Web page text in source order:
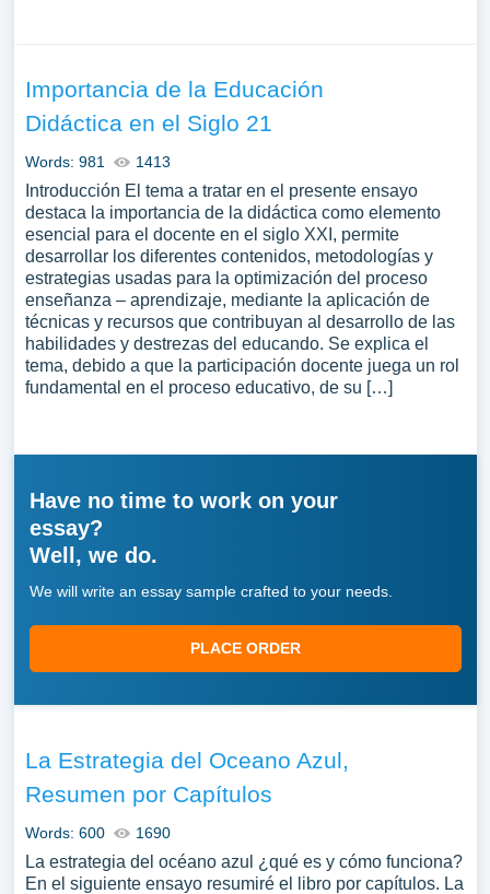
Importancia de la Educación
Didáctica en el Siglo 21
Words: 981 1413
Introducción El tema a tratar en el presente ensayo
destaca la importancia de la didáctica como elemento
esencial para el docente en el siglo XXI, permite
desarrollar los diferentes contenidos, metodologías y
estrategias usadas para la optimización del proceso
enseñanza – aprendizaje, mediante la aplicación de
técnicas y recursos que contribuyan al desarrollo de las
habilidades y destrezas del educando. Se explica el
tema, debido a que la participación docente juega un rol
fundamental en el proceso educativo, de su […]
Have no time to work on your
essay?
Well, we do.
We will write an essay sample crafted to your needs.
PLACE ORDER
La Estrategia del Oceano Azul,
Resumen por Capítulos
Words: 600 1690
La estrategia del océano azul ¿qué es y cómo funciona?
En el siguiente ensayo resumiré el libro por capítulos. La